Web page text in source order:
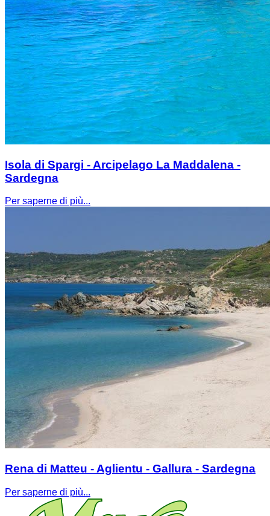
Isola di Spargi - Arcipelago La Maddalena -
Sardegna
Per saperne di più...
Rena di Matteu - Aglientu - Gallura - Sardegna
Per saperne di più...